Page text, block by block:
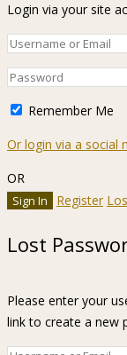
Login via your site
Remember Me
Or login via a social
OR
Register
Lost
Please enter your
link to create a new